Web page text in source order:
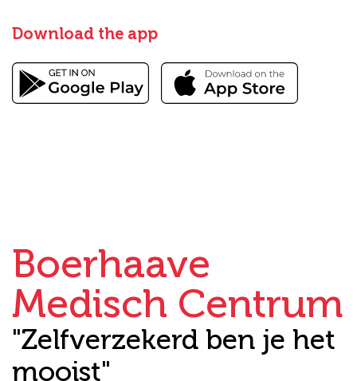
Download the app
Boerhaave
Medisch Centrum
"Zelfverzekerd ben je het
mooist"